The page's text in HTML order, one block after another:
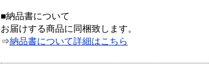
■納品書について
お届けする商品に同梱致します。
⇒納品書について詳細はこちら